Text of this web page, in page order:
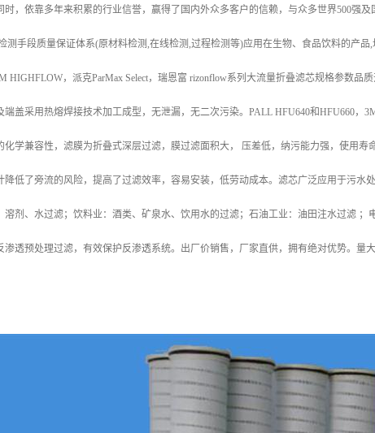
时，依靠多年来积累的行业信誉，赢得了国内外众多客户的信赖，与众多世界500强
测手段质量保证体系(原材料检测,在线检测,过程检测等)应用在生物、食品饮料的产品
HIGHFLOW，派克ParMax Select，瑞恩富 rizonflow系列大流量折叠滤芯规格参数品
盖采用热熔焊接技术加工成型，无泄漏，无二次污染。PALL HFU640和HFU660，
化学兼容性，滤膜为折叠式深层过滤，膜过滤面积大， 压差低，纳污能力强，使用
低了旁流的风险，提高了过滤效率，容易安装，低劳动成本。滤芯广泛应用于污水
溶剂、水过滤；饮料业：酒类、矿泉水、饮用水的过滤；石油工业：油田注水过滤
透预处理过滤，有效保护反渗透系统。出厂价销售，厂家直供，拥有绝对优势。量